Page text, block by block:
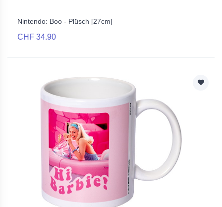
Nintendo: Boo - Plüsch [27cm]
CHF 34.90